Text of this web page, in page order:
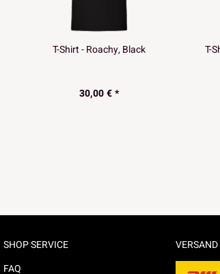
T-Shirt - Roachy, Black
30,00 € *
T-
SHOP SERVICE
FAQ
VERSAND